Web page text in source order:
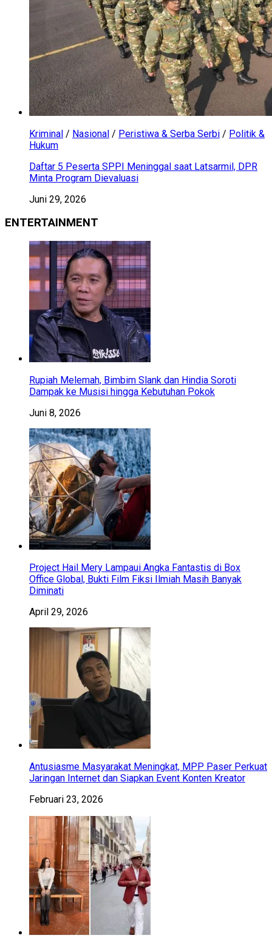
Kriminal / Nasional / Peristiwa & Serba Serbi / Politik &
Hukum
Daftar 5 Peserta SPPI Meninggal saat Latsarmil, DPR
Minta Program Dievaluasi
Juni 29, 2026
ENTERTAINMENT
Rupiah Melemah, Bimbim Slank dan Hindia Soroti
Dampak ke Musisi hingga Kebutuhan Pokok
Juni 8, 2026
Project Hail Mery Lampaui Angka Fantastis di Box
Office Global, Bukti Film Fiksi Ilmiah Masih Banyak
Diminati
April 29, 2026
Antusiasme Masyarakat Meningkat, MPP Paser Perkuat
Jaringan Internet dan Siapkan Event Konten Kreator
Februari 23, 2026